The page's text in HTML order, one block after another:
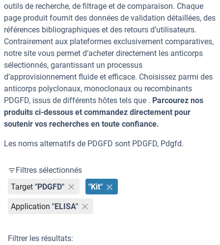
outils de recherche, de filtrage et de comparaison. Chaque
page produit fournit des données de validation détaillées, des
références bibliographiques et des retours d’utilisateurs.
Contrairement aux plateformes exclusivement comparatives,
notre site vous permet d’acheter directement les anticorps
sélectionnés, garantissant un processus
d’approvisionnement fluide et efficace. Choisissez parmi des
anticorps polyclonaux, monoclonaux ou recombinants
PDGFD, issus de différents hôtes tels que . Parcourez nos
produits ci-dessous et commandez directement pour
soutenir vos recherches en toute confiance.
Les noms alternatifs de PDGFD sont PDGFD, Pdgfd.
Filtres sélectionnés
Target "PDGFD" "Kit"
Application "ELISA"
Filtrer les résultats: